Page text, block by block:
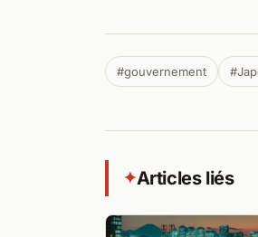
#gouvernement
✦Articles liés